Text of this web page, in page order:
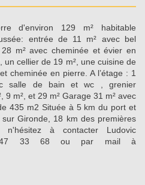
d'environ 129 m² habitable
entrée de 11 m² avec bel
m² avec cheminée et évier en
un cellier de 19 m², une cuisine de
cheminée en pierre. A l’étage : 1
salle de bain et wc , grenier
9 m², et 29 m² Garage 31 m² avec
435 m2 Située à 5 km du port et
Gironde, 18 km des premières
n'hésitez à contacter Ludovic
47 33 68 ou par mail à